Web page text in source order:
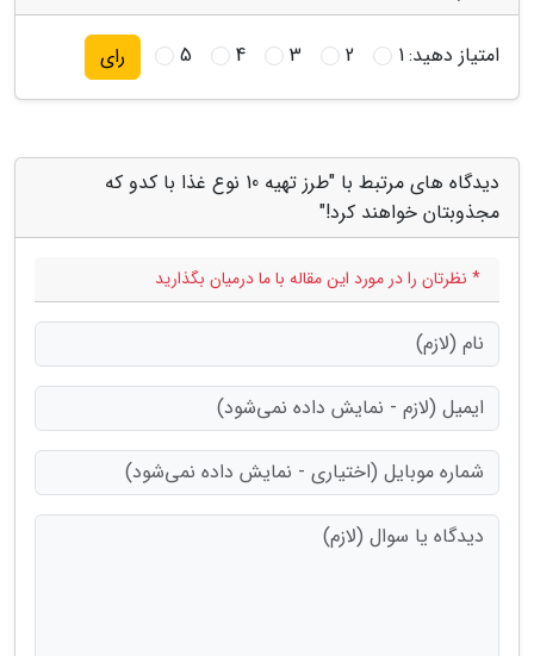
امتیاز دهید:1
2
3
4
5 رای
دیدگاه های مرتبط با "طرز تهیه 10 نوع غذا با کدو که
مجذوبتان خواهند کرد!"
* نظرتان را در مورد این مقاله با ما درمیان بگذارید